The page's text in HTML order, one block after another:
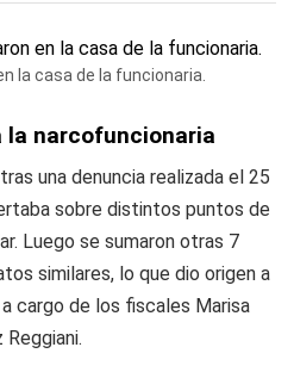
la casa de la funcionaria.
la narcofuncionaria
una denuncia realizada el 25
sobre distintos puntos de
Luego se sumaron otras 7
similares, lo que dio origen a
a cargo de los fiscales Marisa